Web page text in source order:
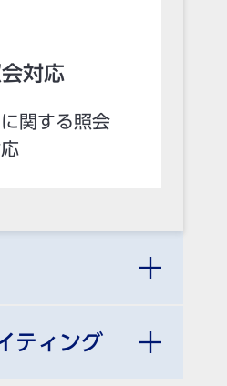
対応
関する照会
ティング